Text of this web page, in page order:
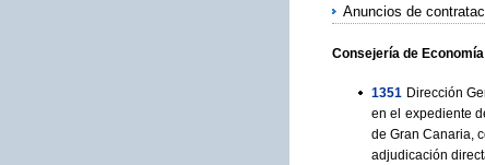
Anuncios de
Consejería de
1351 Dirección
en el expediente
de Gran Canaria,
adjudicación